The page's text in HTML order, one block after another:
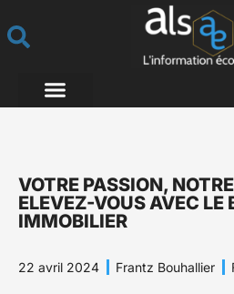
VOTRE PASSION,
ELEVEZ-VOUS AVEC LE
IMMOBILIER
22 avril 2024 Frantz Bouhallier